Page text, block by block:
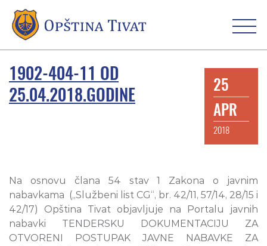
1902-404-11 OD
25.04.2018.GODINE
25
APR
2018
Na osnovu člana 54 stav 1 Zakona o javnim
nabavkama („Službeni list CG“, br. 42/11, 57/14, 28/15 i
42/17) Opština Tivat objavljuje na Portalu javnih
nabavki TENDERSKU DOKUMENTACIJU ZA
OTVORENI POSTUPAK JAVNE NABAVKE ZA